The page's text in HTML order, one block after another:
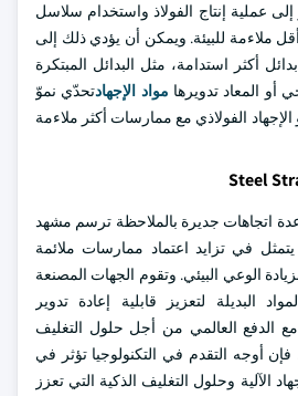
إلى عملية إنتاج الفولاذ واستخدام سلاسل
ملاءمة للبيئة. ويمكن أن يؤدي ذلك إلى
أكثر استدامة، مثل البدائل المبتكرة
أو المعاد تدويرها مواد الإجهادتحدّي نموّ
الفولاذي مع ممارسات أكثر ملاءمة
Steel
اتجاهات جديرة بالملاحظة ترسم مشهد
يتمثل في تزايد اعتماد ممارسات ملائمة
الوعي البيئي. وتقوم الجهات المصنعة
البديلة لتعزيز قابلية إعادة تدوير
الدفع العالمي من أجل حلول التغليف
أوجه التقدم في التكنولوجيا تؤثر في
الآلية وحلول التغليف الذكية التي تعزز